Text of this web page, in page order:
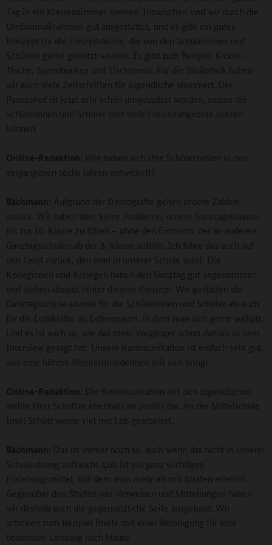
Tag in ein Klassenzimmer sperren. Inzwischen sind wir durch die
Umbaumaßnahmen gut ausgestattet, und es gibt ein gutes
Konzept für die Freizeiträume, die von den Schülerinnen und
Schülern gerne genutzt werden. Es gibt zum Beispiel Kicker-
Tische, Speedhockey und Tischtennis. Für die Bibliothek haben
wir auch viele Zeitschriften für Jugendliche abonniert. Der
Pausenhof ist jetzt sehr schön umgestaltet worden, sodass die
Schülerinnen und Schüler dort viele Freizeitangebote nutzen
können.
Online-Redaktion: Wie haben sich Ihre Schülerzahlen in den
vergangenen sechs Jahren entwickelt?
Bächmann: Aufgrund der Demografie gehen unsere Zahlen
zurück. Wir haben aber keine Probleme, unsere Ganztagsklassen
bis zur 10. Klasse zu füllen – ohne den Einbruch, der an anderen
Ganztagsschulen ab der 8. Klasse auftritt. Ich führe das auch auf
den Geist zurück, den man in unserer Schule spürt: Die
Kolleginnen und Kollegen haben den Ganztag gut angenommen
und stehen absolut hinter diesem Konzept. Wir gestalten die
Ganztagsschule sowohl für die Schülerinnen und Schüler als auch
für die Lehrkräfte als Lebensraum, in dem man sich gerne aufhält.
Und es ist auch so, wie das mein Vorgänger schon damals in dem
Interview gesagt hat: Unsere Kommunikation ist einfach sehr gut,
was eine höhere Berufszufriedenheit mit sich bringt.
Online-Redaktion: Die Kommunikation mit den Jugendlichen
stellte Herr Schultze ebenfalls als positiv dar. An der Mittelschule
Insel Schütt werde viel mit Lob gearbeitet.
Bächmann: Das ist immer noch so, auch wenn das nicht in unserer
Schulordnung auftaucht. Lob ist ein ganz wichtiges
Erziehungsmittel, mit dem man mehr als mit Strafen erreicht.
Gegenüber den Strafen wie Verweisen und Mitteilungen haben
wir deshalb auch die gegensätzliche Seite ausgebaut: Wir
schicken zum Beispiel Briefe mit einer Belobigung für eine
besondere Leistung nach Hause.